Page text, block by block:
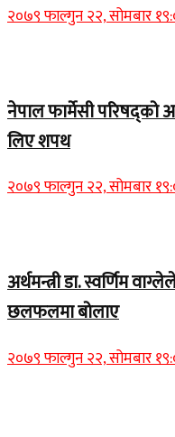
२०७९ फाल्गुन २२, सोमबार
नेपाल फार्मेसी परिषद्को
लिए शपथ
२०७९ फाल्गुन २२, सोमबार
अर्थमन्त्री डा. स्वर्णिम
छलफलमा बोलाए
२०७९ फाल्गुन २२, सोमबार